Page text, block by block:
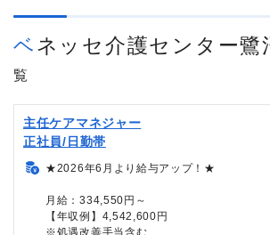
ベネッセ介護センター鷺
覧
主任ケアマネジャー
正社員/日勤帯
★2026年6月より給与アップ！★
月給：334,550円～
【年収例】4,542,600円
※処遇改善手当含む